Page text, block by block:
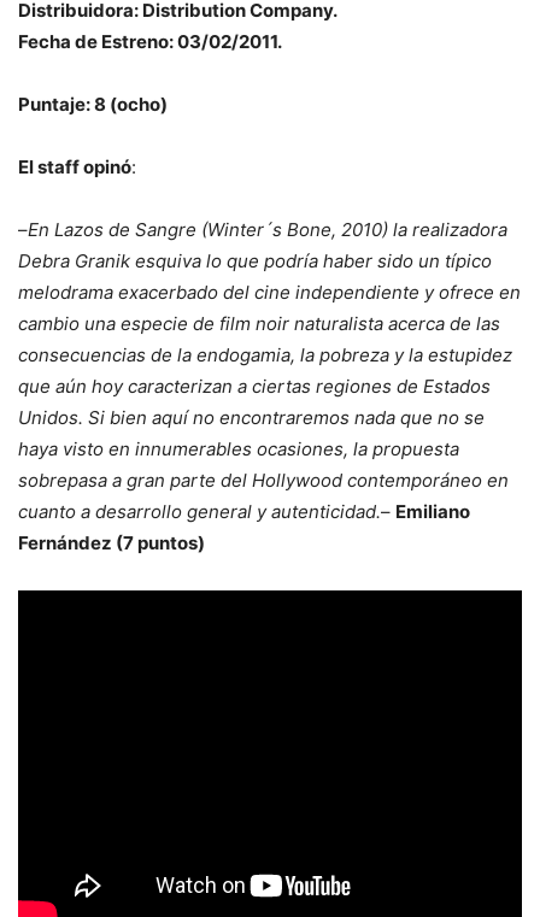
Distribuidora: Distribution Company.
Fecha de Estreno: 03/02/2011.
Puntaje: 8 (ocho)
El staff opinó:
–En Lazos de Sangre (Winter´s Bone, 2010) la realizadora
Debra Granik esquiva lo que podría haber sido un típico
melodrama exacerbado del cine independiente y ofrece en
cambio una especie de film noir naturalista acerca de las
consecuencias de la endogamia, la pobreza y la estupidez
que aún hoy caracterizan a ciertas regiones de Estados
Unidos. Si bien aquí no encontraremos nada que no se
haya visto en innumerables ocasiones, la propuesta
sobrepasa a gran parte del Hollywood contemporáneo en
cuanto a desarrollo general y autenticidad.– Emiliano
Fernández (7 puntos)